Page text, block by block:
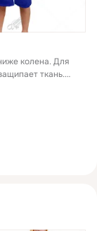
колена. Для
ткань.
у